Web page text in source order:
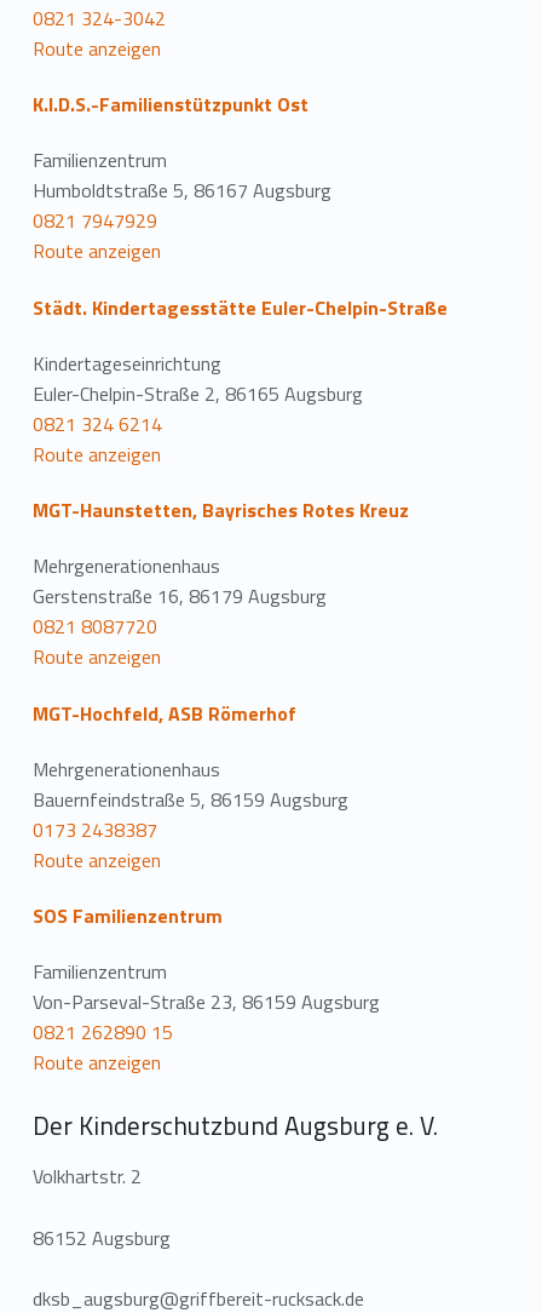
0821 324-3042
Route anzeigen
K.I.D.S.-Familienstützpunkt Ost
Familienzentrum
Humboldtstraße 5, 86167 Augsburg
0821 7947929
Route anzeigen
Städt. Kindertagesstätte Euler-Chelpin-Straße
Kindertageseinrichtung
Euler-Chelpin-Straße 2, 86165 Augsburg
0821 324 6214
Route anzeigen
MGT-Haunstetten, Bayrisches Rotes Kreuz
Mehrgenerationenhaus
Gerstenstraße 16, 86179 Augsburg
0821 8087720
Route anzeigen
MGT-Hochfeld, ASB Römerhof
Mehrgenerationenhaus
Bauernfeindstraße 5, 86159 Augsburg
0173 2438387
Route anzeigen
SOS Familienzentrum
Familienzentrum
Von-Parseval-Straße 23, 86159 Augsburg
0821 262890 15
Route anzeigen
Der Kinderschutzbund Augsburg e. V.
Volkhartstr. 2
86152 Augsburg
dksb_augsburg@griffbereit-rucksack.de